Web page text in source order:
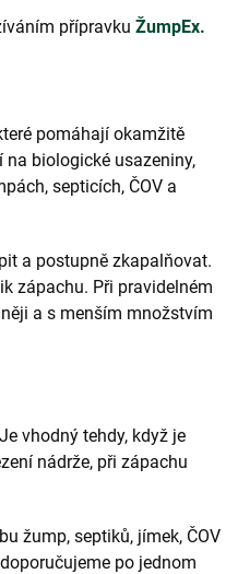
přípravku ŽumpEx.
pomáhají okamžitě
biologické usazeniny,
septicích, ČOV a
a postupně zkapalňovat.
zápachu. Při pravidelném
a s menším množstvím
vhodný tehdy, když je
nádrže, při zápachu
žump, septiků, jímek, ČOV
po jednom